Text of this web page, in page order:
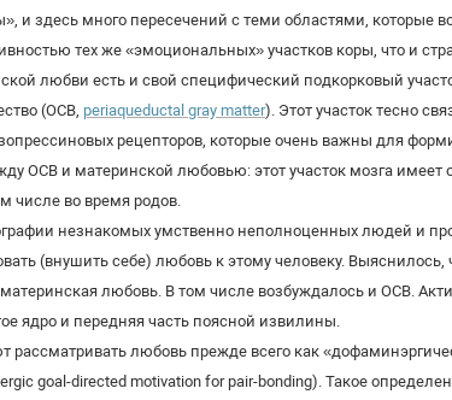
и здесь много пересечений с теми областями, которые
тех же «эмоциональных» участков коры, что и
любви есть и свой специфический подкорковый
(ОСВ, periaqueductal gray matter). Этот участок тесно
рецепторов, которые очень важны для
ОСВ и материнской любовью: этот участок мозга
числе во время родов.
незнакомых умственно неполноценных людей и
(внушить себе) любовь к этому человеку.
любовь. В том числе возбуждалось и ОСВ.
ядро и передняя часть поясной извилины.
рассматривать любовь прежде всего как
goal-directed motivation for pair-bonding). Такое